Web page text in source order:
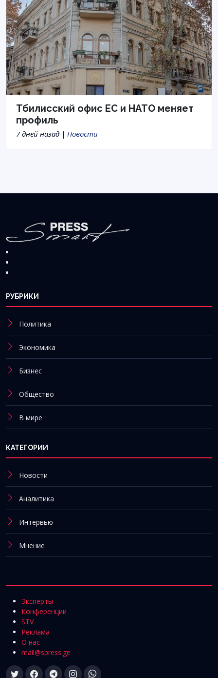
Тбилисский офис ЕС и НАТО меняет
профиль
7 дней назад | Новости
РУБРИКИ
Политика
Экономика
Бизнес
Общество
В мире
КАТЕГОРИИ
Новости
Аналитика
Интервью
Мнение
Эксперты
Конференции
STV
Реклама
О нас
mail@spress.ge